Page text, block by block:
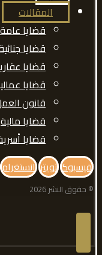
المقالات
قضايا عامة
قضايا
قضايا
قضايا
قانون
قضايا مالية
قضايا
فيسبوك تويتر انستغرام
© حقوق النشر 2026